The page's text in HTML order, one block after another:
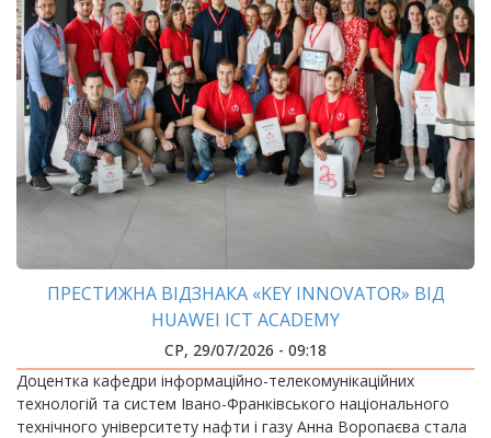
ПРЕСТИЖНА ВІДЗНАКА «KEY INNOVATOR» ВІД
HUAWEI ICT ACADEMY
СР, 29/07/2026 - 09:18
Доцентка кафедри інформаційно-телекомунікаційних
технологій та систем Івано-Франківського національного
технічного університету нафти і газу Анна Воропаєва стала